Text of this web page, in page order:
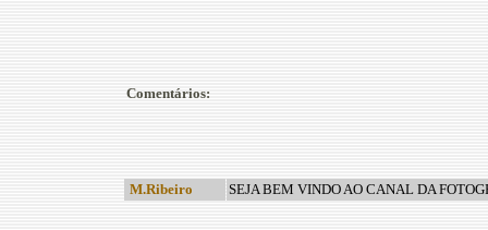
Comentários:
M.Ribeiro SEJA BEM VINDO AO CANAL DA